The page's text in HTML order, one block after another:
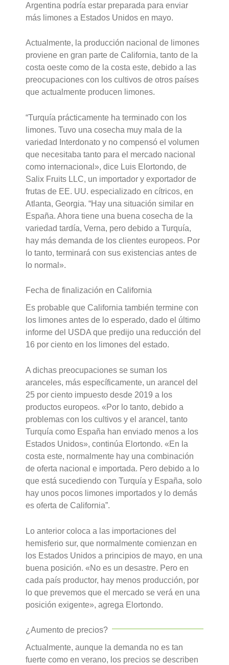
Argentina podría estar preparada para enviar
más limones a Estados Unidos en mayo.
Actualmente, la producción nacional de limones
proviene en gran parte de California, tanto de la
costa oeste como de la costa este, debido a las
preocupaciones con los cultivos de otros países
que actualmente producen limones.
“Turquía prácticamente ha terminado con los
limones. Tuvo una cosecha muy mala de la
variedad Interdonato y no compensó el volumen
que necesitaba tanto para el mercado nacional
como internacional», dice Luis Elortondo, de
Salix Fruits LLC, un importador y exportador de
frutas de EE. UU. especializado en cítricos, en
Atlanta, Georgia. “Hay una situación similar en
España. Ahora tiene una buena cosecha de la
variedad tardía, Verna, pero debido a Turquía,
hay más demanda de los clientes europeos. Por
lo tanto, terminará con sus existencias antes de
lo normal».
Fecha de finalización en California
Es probable que California también termine con
los limones antes de lo esperado, dado el último
informe del USDA que predijo una reducción del
16 por ciento en los limones del estado.
A dichas preocupaciones se suman los
aranceles, más específicamente, un arancel del
25 por ciento impuesto desde 2019 a los
productos europeos. «Por lo tanto, debido a
problemas con los cultivos y el arancel, tanto
Turquía como España han enviado menos a los
Estados Unidos», continúa Elortondo. «En la
costa este, normalmente hay una combinación
de oferta nacional e importada. Pero debido a lo
que está sucediendo con Turquía y España, solo
hay unos pocos limones importados y lo demás
es oferta de California”.
Lo anterior coloca a las importaciones del
hemisferio sur, que normalmente comienzan en
los Estados Unidos a principios de mayo, en una
buena posición. «No es un desastre. Pero en
cada país productor, hay menos producción, por
lo que prevemos que el mercado se verá en una
posición exigente», agrega Elortondo.
¿Aumento de precios?
Actualmente, aunque la demanda no es tan
fuerte como en verano, los precios se describen